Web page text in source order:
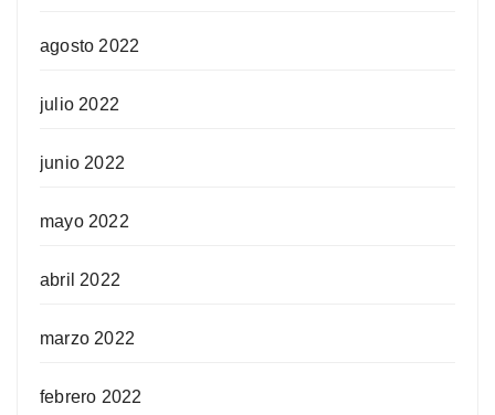
agosto 2022
julio 2022
junio 2022
mayo 2022
abril 2022
marzo 2022
febrero 2022